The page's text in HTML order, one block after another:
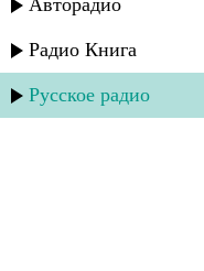
Авторадио
Радио Книга
Русское радио
Ринат Каримов
Эльдар